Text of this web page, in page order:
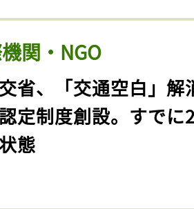
関・NGO
交省、「交通空白」解
定制度創設。すでに
態